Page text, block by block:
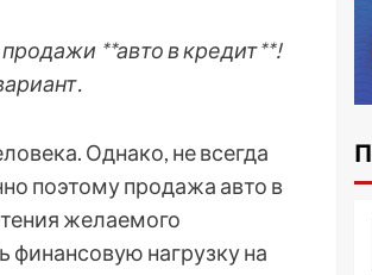
**авто в кредит**!
Однако, не всегда
поэтому продажа авто в
желаемого
финансовую нагрузку на